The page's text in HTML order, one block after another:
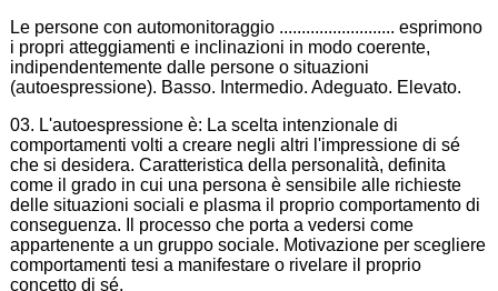
Le persone con automonitoraggio .......................... esprimono
i propri atteggiamenti e inclinazioni in modo coerente,
indipendentemente dalle persone o situazioni
(autoespressione). Basso. Intermedio. Adeguato. Elevato.
03. L'autoespressione è: La scelta intenzionale di
comportamenti volti a creare negli altri l'impressione di sé
che si desidera. Caratteristica della personalità, definita
come il grado in cui una persona è sensibile alle richieste
delle situazioni sociali e plasma il proprio comportamento di
conseguenza. Il processo che porta a vedersi come
appartenente a un gruppo sociale. Motivazione per scegliere
comportamenti tesi a manifestare o rivelare il proprio
concetto di sé.